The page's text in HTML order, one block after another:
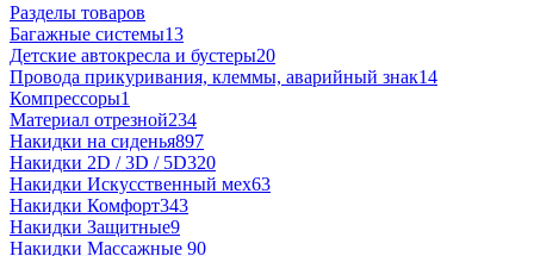
Разделы товаров
Багажные системы13
Детские автокресла и бустеры20
Провода прикуривания, клеммы, аварийный знак14
Компрессоры1
Материал отрезной234
Накидки на сиденья897
Накидки 2D / 3D / 5D320
Накидки Искусственный мех63
Накидки Комфорт343
Накидки Защитные9
Накидки Массажные 90